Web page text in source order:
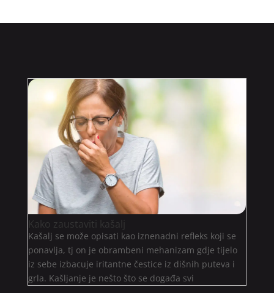
Kako zaustaviti kašalj
Kašalj se može opisati kao iznenadni refleks koji se
ponavlja, tj on je obrambeni mehanizam gdje tijelo
iz sebe izbacuje iritantne čestice iz dišnih puteva i
grla. Kašljanje je nešto što se događa svi